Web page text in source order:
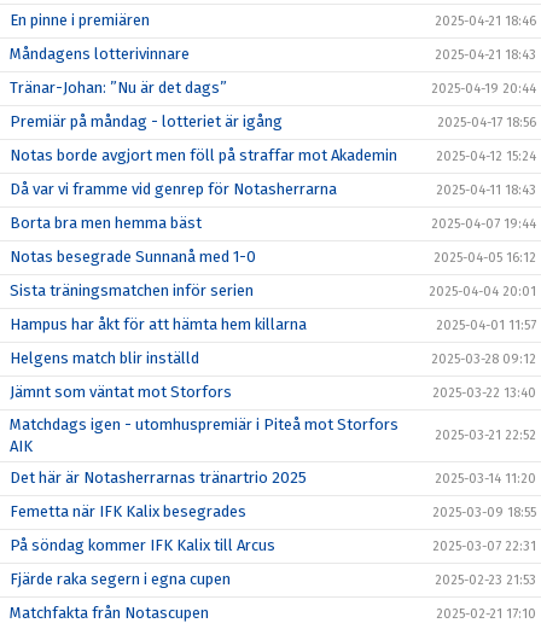
En pinne i premiären 2025-04-21 18:46
Måndagens lotterivinnare 2025-04-21 18:43
Tränar-Johan: ”Nu är det dags” 2025-04-19 20:44
Premiär på måndag - lotteriet är igång 2025-04-17 18:56
Notas borde avgjort men föll på straffar mot Akademin 2025-04-12 15:24
Då var vi framme vid genrep för Notasherrarna 2025-04-11 18:43
Borta bra men hemma bäst 2025-04-07 19:44
Notas besegrade Sunnanå med 1-0 2025-04-05 16:12
Sista träningsmatchen inför serien 2025-04-04 20:01
Hampus har åkt för att hämta hem killarna 2025-04-01 11:57
Helgens match blir inställd 2025-03-28 09:12
Jämnt som väntat mot Storfors 2025-03-22 13:40
Matchdags igen - utomhuspremiär i Piteå mot Storfors
AIK
2025-03-21 22:52
Det här är Notasherrarnas tränartrio 2025 2025-03-14 11:20
Femetta när IFK Kalix besegrades 2025-03-09 18:55
På söndag kommer IFK Kalix till Arcus 2025-03-07 22:31
Fjärde raka segern i egna cupen 2025-02-23 21:53
Matchfakta från Notascupen 2025-02-21 17:10